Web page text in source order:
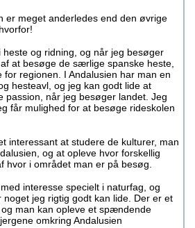
er meget anderledes end den øvrige
og ridning, og når jeg besøger
at besøge de særlige spanske heste,
for regionen. I Andalusien har man en
hesteavl, og jeg kan godt lide at
passion, når jeg besøger landet. Jeg
får mulighed for at besøge rideskolen
interessant at studere de kulturer, man
og at opleve hvor forskellig
hvor i området man er på besøg.
interesse specielt i naturfag, og
noget jeg rigtig godt kan lide. Der er et
man kan opleve et spændende
omkring Andalusien